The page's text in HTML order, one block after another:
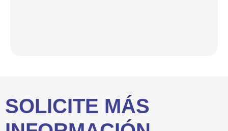
SOLICITE MÁS